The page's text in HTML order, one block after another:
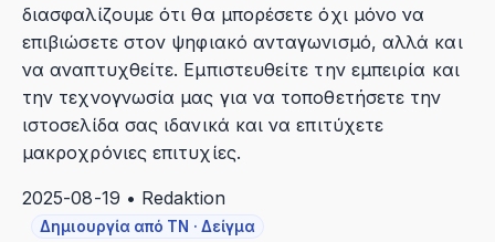
διασφαλίζουμε ότι θα μπορέσετε όχι μόνο να
επιβιώσετε στον ψηφιακό ανταγωνισμό, αλλά και
να αναπτυχθείτε. Εμπιστευθείτε την εμπειρία και
την τεχνογνωσία μας για να τοποθετήσετε την
ιστοσελίδα σας ιδανικά και να επιτύχετε
μακροχρόνιες επιτυχίες.
2025-08-19 • Redaktion
Δημιουργία από ΤΝ · Δείγμα